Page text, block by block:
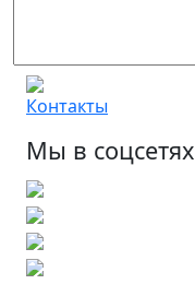
Контакты
Мы в соцсетях